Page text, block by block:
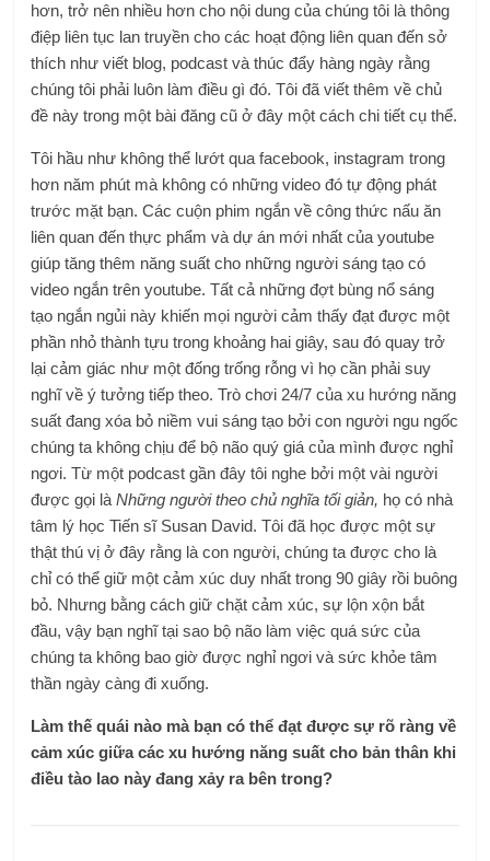
hơn, trở nên nhiều hơn cho nội dung của chúng tôi là thông
điệp liên tục lan truyền cho các hoạt động liên quan đến sở
thích như viết blog, podcast và thúc đẩy hàng ngày rằng
chúng tôi phải luôn làm điều gì đó. Tôi đã viết thêm về chủ
đề này trong một bài đăng cũ ở đây một cách chi tiết cụ thể.
Tôi hầu như không thể lướt qua facebook, instagram trong
hơn năm phút mà không có những video đó tự động phát
trước mặt bạn. Các cuộn phim ngắn về công thức nấu ăn
liên quan đến thực phẩm và dự án mới nhất của youtube
giúp tăng thêm năng suất cho những người sáng tạo có
video ngắn trên youtube. Tất cả những đợt bùng nổ sáng
tạo ngắn ngủi này khiến mọi người cảm thấy đạt được một
phần nhỏ thành tựu trong khoảng hai giây, sau đó quay trở
lại cảm giác như một đống trống rỗng vì họ cần phải suy
nghĩ về ý tưởng tiếp theo. Trò chơi 24/7 của xu hướng năng
suất đang xóa bỏ niềm vui sáng tạo bởi con người ngu ngốc
chúng ta không chịu để bộ não quý giá của mình được nghỉ
ngơi. Từ một podcast gần đây tôi nghe bởi một vài người
được gọi làNhững người theo chủ nghĩa tối giản, họ có nhà
tâm lý học Tiến sĩ Susan David. Tôi đã học được một sự
thật thú vị ở đây rằng là con người, chúng ta được cho là
chỉ có thể giữ một cảm xúc duy nhất trong 90 giây rồi buông
bỏ. Nhưng bằng cách giữ chặt cảm xúc, sự lộn xộn bắt
đầu, vậy bạn nghĩ tại sao bộ não làm việc quá sức của
chúng ta không bao giờ được nghỉ ngơi và sức khỏe tâm
thần ngày càng đi xuống.
Làm thế quái nào mà bạn có thể đạt được sự rõ ràng về
cảm xúc giữa các xu hướng năng suất cho bản thân khi
điều tào lao này đang xảy ra bên trong?